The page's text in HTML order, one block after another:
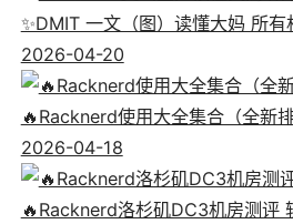
✨DMIT 一文（图）读懂大妈 所
2026-04-20
🔥Racknerd使用大全集合（全
2026-04-18
🔥Racknerd洛杉矶DC3机房测评